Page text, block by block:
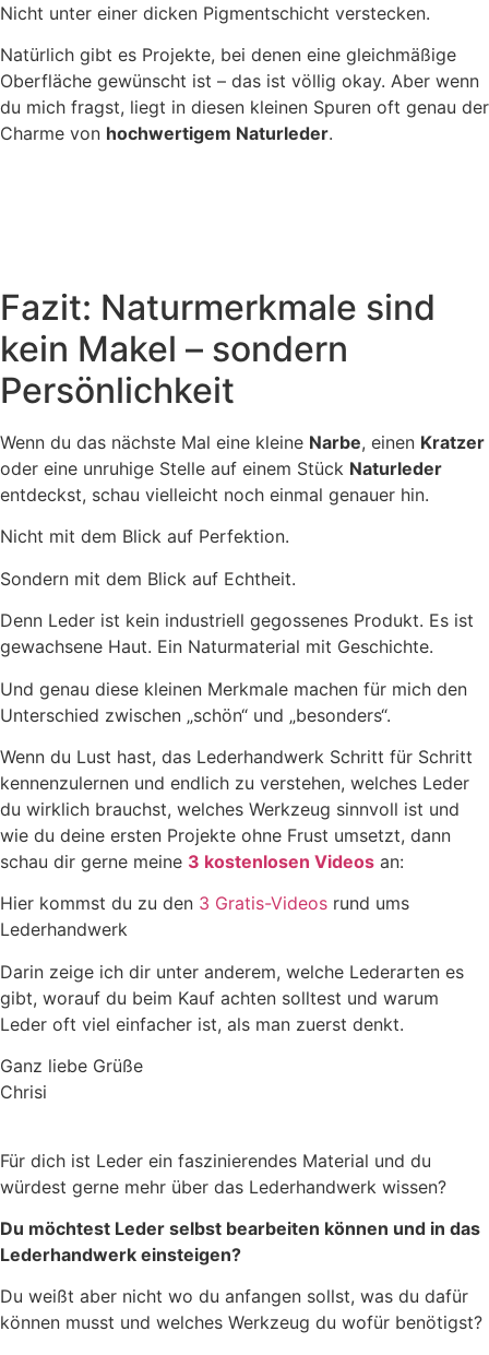
Nicht unter einer dicken Pigmentschicht verstecken.
Natürlich gibt es Projekte, bei denen eine gleichmäßige
Oberfläche gewünscht ist – das ist völlig okay. Aber wenn
du mich fragst, liegt in diesen kleinen Spuren oft genau der
Charme von hochwertigem Naturleder.
Fazit: Naturmerkmale sind
kein Makel – sondern
Persönlichkeit
Wenn du das nächste Mal eine kleine Narbe, einen Kratzer
oder eine unruhige Stelle auf einem Stück Naturleder
entdeckst, schau vielleicht noch einmal genauer hin.
Nicht mit dem Blick auf Perfektion.
Sondern mit dem Blick auf Echtheit.
Denn Leder ist kein industriell gegossenes Produkt. Es ist
gewachsene Haut. Ein Naturmaterial mit Geschichte.
Und genau diese kleinen Merkmale machen für mich den
Unterschied zwischen „schön“ und „besonders“.
Wenn du Lust hast, das Lederhandwerk Schritt für Schritt
kennenzulernen und endlich zu verstehen, welches Leder
du wirklich brauchst, welches Werkzeug sinnvoll ist und
wie du deine ersten Projekte ohne Frust umsetzt, dann
schau dir gerne meine 3 kostenlosen Videos an:
Hier kommst du zu den 3 Gratis-Videos rund ums
Lederhandwerk
Darin zeige ich dir unter anderem, welche Lederarten es
gibt, worauf du beim Kauf achten solltest und warum
Leder oft viel einfacher ist, als man zuerst denkt.
Ganz liebe Grüße
Chrisi
Für dich ist Leder ein faszinierendes Material und du
würdest gerne mehr über das Lederhandwerk wissen?
Du möchtest Leder selbst bearbeiten können und in das
Lederhandwerk einsteigen?
Du weißt aber nicht wo du anfangen sollst, was du dafür
können musst und welches Werkzeug du wofür benötigst?